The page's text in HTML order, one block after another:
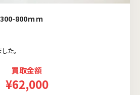
300-800ｍｍ
た。
買取金額
¥62,000